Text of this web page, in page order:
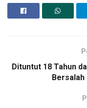
Dituntut 18 Tahun
Bersalah